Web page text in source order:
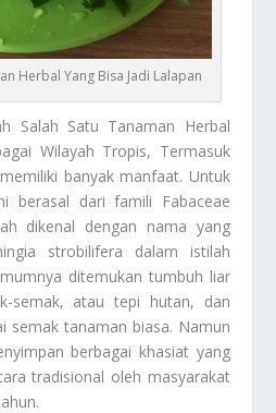
Herbal Yang Bisa Jadi Lalapan
Salah Satu Tanaman Herbal
Wilayah Tropis, Termasuk
banyak manfaat. Untuk
berasal dari famili Fabaceae
dikenal dengan nama yang
strobilifera dalam istilah
ditemukan tumbuh liar
semak, atau tepi hutan, dan
semak tanaman biasa. Namun
berbagai khasiat yang
tradisional oleh masyarakat